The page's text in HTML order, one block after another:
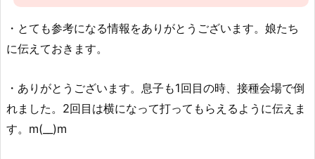
・とても参考になる情報をありがとうございます。娘たち
に伝えておきます。
・ありがとうございます。息子も1回目の時、接種会場で倒
れました。2回目は横になって打ってもらえるように伝えま
す。m(__)m